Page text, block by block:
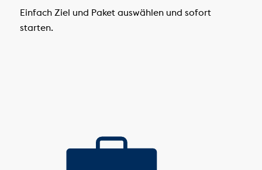
Einfach Ziel und Paket auswählen und sofort
starten.